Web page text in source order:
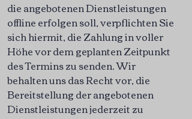
die angebotenen Dienstleistungen
offline erfolgen soll, verpflichten Sie
sich hiermit, die Zahlung in voller
Höhe vor dem geplanten Zeitpunkt
des Termins zu senden. Wir
behalten uns das Recht vor, die
Bereitstellung der angebotenen
Dienstleistungen jederzeit zu